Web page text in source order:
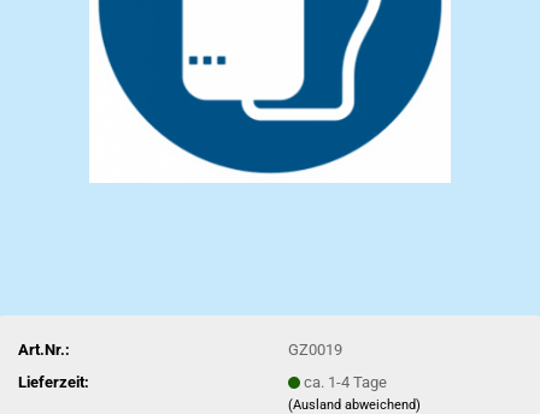
Art.Nr.:
GZ0019
Lieferzeit:
ca. 1-4 Tage
(Ausland abweichend)